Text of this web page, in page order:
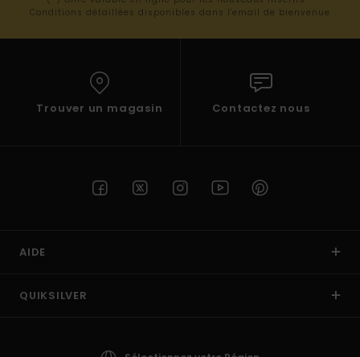
Conditions détaillées disponibles dans l'email de bienvenue
Trouver un magasin Contactez nous
AIDE
QUIKSILVER